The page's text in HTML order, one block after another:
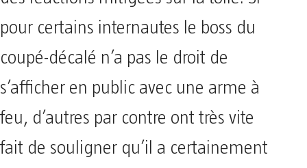
pour certains internautes le boss du
coupé-décalé n’a pas le droit de
s’afficher en public avec une arme à
feu, d’autres par contre ont très vite
fait de souligner qu’il a certainement